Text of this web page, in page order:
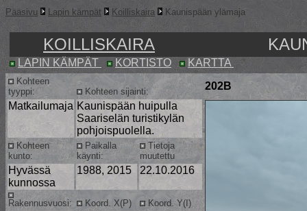
Pääsivu Lapin kämpät Koilliskaira Kaunispään ylämaja
KOILLISKAIRA
LAPIN KÄMPÄT KORTISTO KARTTA
Kohteen
tyyppi:
Kohteen sijainti:
202B
Matkailumaja Kaunispään huipulla
Saariselän turistikylän
pohjoispuolella.
Kohteen
kunto:
Paikalla
käynti:
Tietoja
muutettu
Hyvässä
kunnossa
1988, 2015 22.10.2016
Rakennusvuosi: Koord. X(P) Koord. Y(I)